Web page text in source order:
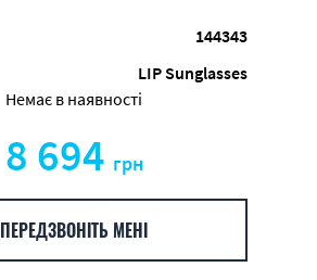
144343
LIP Sunglasses
Немає в наявності
8 694 грн
ПЕРЕДЗВОНІТЬ МЕНІ